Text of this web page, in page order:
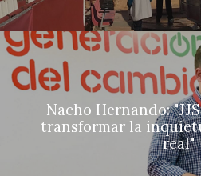
Nacho Hernando:
transformar la
real"